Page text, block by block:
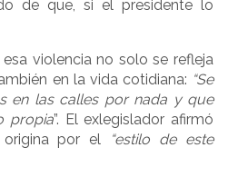
de que, si el presidente lo
violencia no solo se refleja
en la vida cotidiana: “Se
en las calles por nada y que
propia”. El exlegislador afirmó
por el
“estilo de este